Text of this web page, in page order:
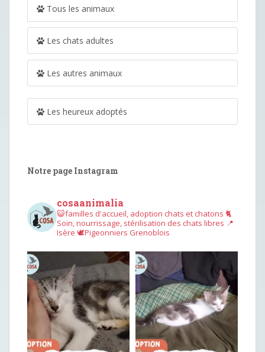
Tous les animaux
Les chats adultes
Les autres animaux
Les heureux adoptés
Notre page Instagram
cosaanimalia
😺familles d'accueil, adoption chats et chatons 🐈
Soin, nourrissage, stérilisation des chats libres 📍
Isère 🕊︎Pigeonniers Grenoblois